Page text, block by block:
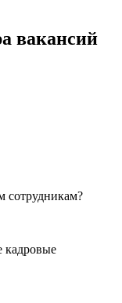
вакансий
сотрудникам?
кадровые